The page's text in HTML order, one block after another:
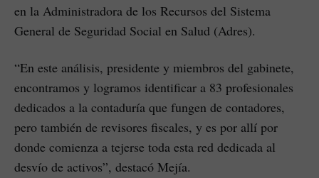
en la Administradora de los Recursos del Sistema
General de Seguridad Social en Salud (Adres).
“En este análisis, presidente y miembros del gabinete,
encontramos y logramos identificar a 83 profesionales
dedicados a la contaduría que fungen de contadores,
pero también de revisores fiscales, y es por allí por
donde comienza a tejerse toda esta red dedicada al
desvío de activos”, destacó Mejía.